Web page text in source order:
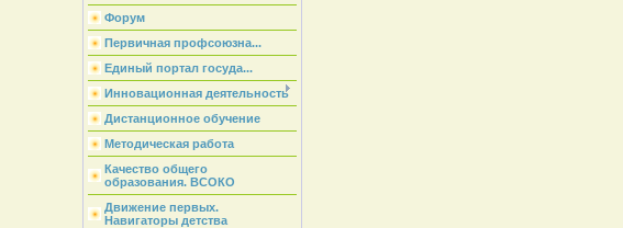
Форум
Первичная профсоюзна...
Единый портал госуда...
Инновационная деятельность
Дистанционное обучение
Методическая работа
Качество общего
образования. ВСОКО
Движение первых.
Навигаторы детства